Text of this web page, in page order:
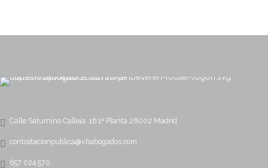
Calle Saturnino Calleja, 16 1ª Planta 28002 Madrid
contratacionpublica@vbabogados.com
657 024 570